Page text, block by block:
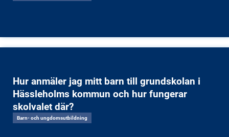
Hur anmäler jag mitt barn till grundskolan i
Hässleholms kommun och hur fungerar
skolvalet där?
Barn- och ungdomsutbildning